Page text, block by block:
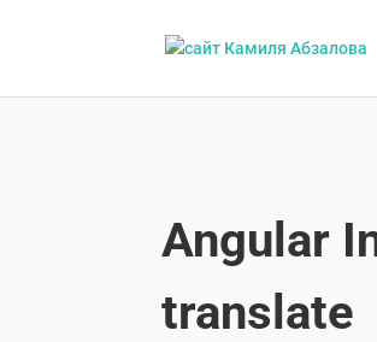
Angular
translate